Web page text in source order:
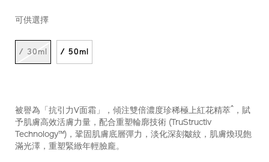
編
10120999101SHI_hk
可供選擇
/ 30ml / 50ml
被譽為「抗引力V面霜」，傾注雙倍濃度珍稀極上紅花精萃^ ，賦
予肌膚高效活膚力量，配合重塑輪廓技術 (TruStructiv
Technology™)，鞏固肌膚底層彈力，淡化深刻皺紋，肌膚煥現飽
滿光澤，重塑緊緻年輕臉龐。